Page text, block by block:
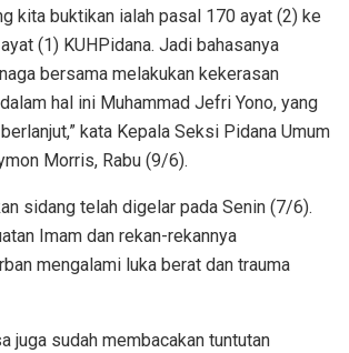
kita buktikan ialah pasal 170 ayat (2) ke
(1) KUHPidana. Jadi bahasanya
bersama melakukan kekerasan
hal ini Muhammad Jefri Yono, yang
kata Kepala Seksi Pidana Umum
Morris, Rabu (9/6).
sidang telah digelar pada Senin (7/6).
Imam dan rekan-rekannya
mengalami luka berat dan trauma
juga sudah membacakan tuntutan